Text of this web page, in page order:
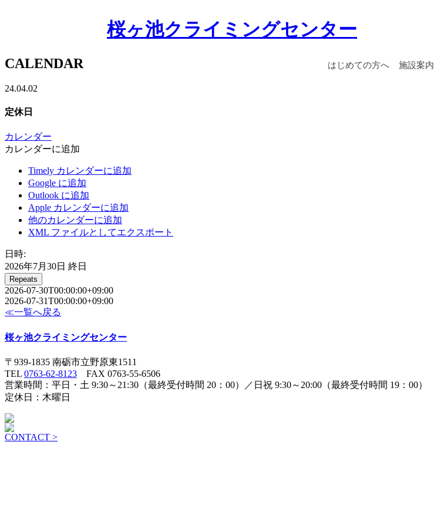
桜ヶ池クライミングセンター
はじめての方へ 施設案内
CALENDAR
24.04.02
定休日
カレンダー
カレンダーに追加
Timely カレンダーに追加
Google に追加
Outlook に追加
Apple カレンダーに追加
他のカレンダーに追加
XML ファイルとしてエクスポート
日時:
2026年7月30日 終日
Repeats
2026-07-30T00:00:00+09:00
2026-07-31T00:00:00+09:00
≪一覧へ戻る
桜ヶ池クライミングセンター
〒939-1835 南砺市立野原東1511
TEL 0763-62-8123 FAX 0763-55-6506
営業時間：平日・土 9:30～21:30（最終受付時間 20：00）／日祝 9:30～20:00（最終受付時間 19：00）
定休日：木曜日
CONTACT >